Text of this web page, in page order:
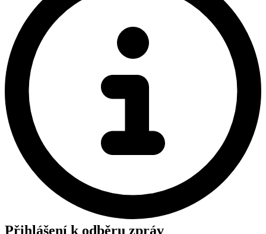
Přihlášení k odběru zpráv